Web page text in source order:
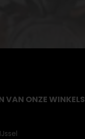
VAN ONZE WINKELS